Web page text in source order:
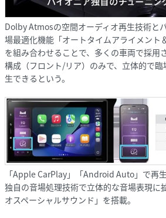
Dolby Atmosの空間オーディオ再生技術と
場最適化機能「オートタイムアライメント
を組み合わせることで、多くの車両で採用
構成（フロント/リア）のみで、立体的で
生できるという。
「Apple CarPlay」「Android Auto」で再
独自の音場処理技術で立体的な音場表現に
オスペーシャルサウンド」を搭載。